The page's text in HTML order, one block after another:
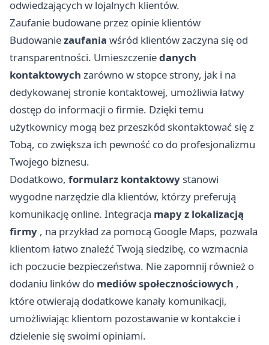
odwiedzających w lojalnych klientów.
Zaufanie budowane przez opinie klientów
Budowaniezaufania wśród klientów zaczyna się od
transparentności. Umieszczeniedanych
kontaktowych zarówno w stopce strony, jak i na
dedykowanej stronie kontaktowej, umożliwia łatwy
dostęp do informacji o firmie. Dzięki temu
użytkownicy mogą bez przeszkód skontaktować się z
Tobą, co zwiększa ich pewność co do profesjonalizmu
Twojego biznesu.
Dodatkowo, formularz kontaktowy stanowi
wygodne narzędzie dla klientów, którzy preferują
komunikację online. Integracja mapy z lokalizacją
firmy , na przykład za pomocą Google Maps, pozwala
klientom łatwo znaleźć Twoją siedzibę, co wzmacnia
ich poczucie bezpieczeństwa. Nie zapomnij również o
dodaniu linków do mediów społecznościowych ,
które otwierają dodatkowe kanały komunikacji,
umożliwiając klientom pozostawanie w kontakcie i
dzielenie się swoimi opiniami.